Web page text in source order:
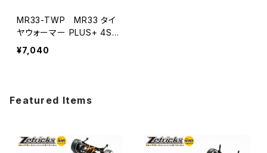
MR33-TWP MR33 タイ
ヤウォーマー PLUS+ 4Sバ
ッテリーマウントセット
¥7,040
Featured Items